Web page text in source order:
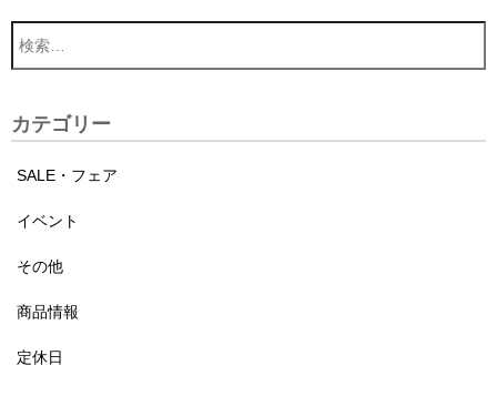
カテゴリー
SALE・フェア
イベント
その他
商品情報
定休日